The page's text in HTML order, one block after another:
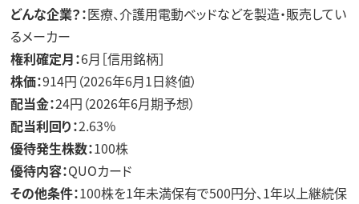
どんな企業？：医療、介護用電動ベッドなどを製造・販売してい
るメーカー
権利確定月：6月［信用銘柄］
株価：914円（2026年6月1日終値）
配当金：24円（2026年6月期予想）
配当利回り：2.63％
優待発生株数：100株
優待内容：QUOカード
その他条件：100株を1年未満保有で500円分、1年以上継続保